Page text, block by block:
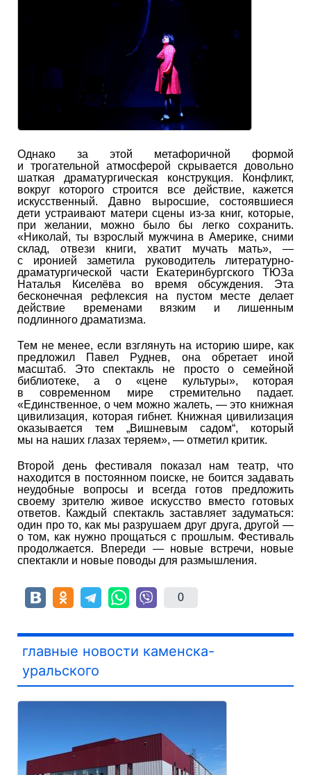
Однако за этой метафоричной формой
и трогательной атмосферой скрывается довольно
шаткая драматургическая конструкция. Конфликт,
вокруг которого строится все действие, кажется
искусственный. Давно выросшие, состоявшиеся
дети устраивают матери сцены из-за книг, которые,
при желании, можно было бы легко сохранить.
«Николай, ты взрослый мужчина в Америке, сними
склад, отвези книги, хватит мучать мать», —
с иронией заметила руководитель литературно-
драматургической части Екатеринбургского ТЮЗа
Наталья Киселёва во время обсуждения. Эта
бесконечная рефлексия на пустом месте делает
действие временами вязким и лишенным
подлинного драматизма.
Тем не менее, если взглянуть на историю шире, как
предложил Павел Руднев, она обретает иной
масштаб. Это спектакль не просто о семейной
библиотеке, а о «цене культуры», которая
в современном мире стремительно падает.
«Единственное, о чем можно жалеть, — это книжная
цивилизация, которая гибнет. Книжная цивилизация
оказывается тем „Вишневым садом“, который
мы на наших глазах теряем», — отметил критик.
Второй день фестиваля показал нам театр, что
находится в постоянном поиске, не боится задавать
неудобные вопросы и всегда готов предложить
своему зрителю живое искусство вместо готовых
ответов. Каждый спектакль заставляет задуматься:
один про то, как мы разрушаем друг друга, другой —
о том, как нужно прощаться с прошлым. Фестиваль
продолжается. Впереди — новые встречи, новые
спектакли и новые поводы для размышления.
0
главные новости каменска-
уральского